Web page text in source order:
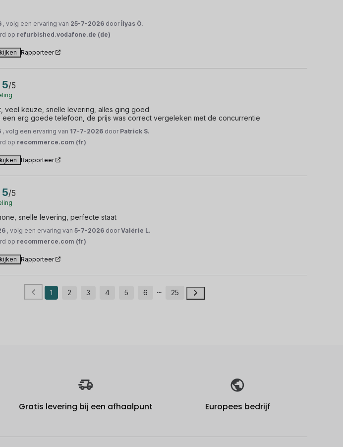
, volg een ervaring van 25-7-2026 door İlyas Ö.
op refurbished.vodafone.de (de)
Rapporteer
5/5
veel keuze, snelle levering, alles ging goed
een erg goede telefoon, de prijs was correct vergeleken met de concurrentie
, volg een ervaring van 17-7-2026 door Patrick S.
op recommerce.com (fr)
Rapporteer
5/5
snelle levering, perfecte staat
, volg een ervaring van5-7-2026 doorValérie L.
op recommerce.com (fr)
Rapporteer
1 2 3 4 5 6 25
Gratis levering bij een afhaalpunt Europees bedrijf